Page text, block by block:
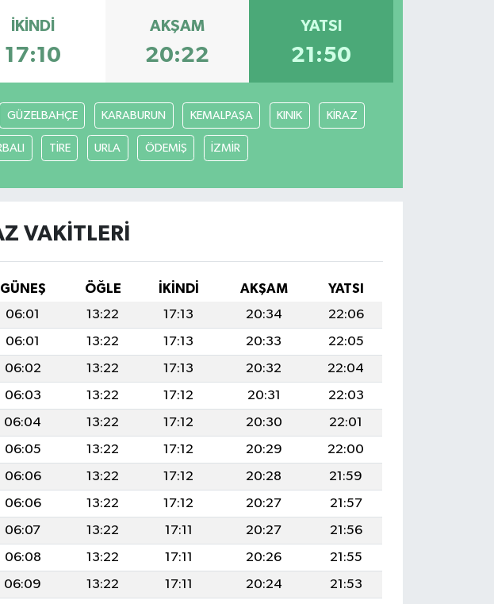
İKINDI
17:10
AKŞAM
20:22
YATSI
21:50
GÜZELBAHÇE KARABURUN KEMALPAŞA KINIK KİRAZ
TİRE URLA ÖDEMİŞ İZMİR
VAKITLERI
GÜNEŞ ÖĞLE İKINDI AKŞAM
YATSI
06:01 13:22 17:13 20:34
22:06
06:01 13:22 17:13 20:33
22:05
06:02 13:22 17:13 20:32
22:04
06:03 13:22 17:12 20:31
22:03
06:04 13:22 17:12 20:30
22:01
06:05 13:22 17:12 20:29
22:00
06:06 13:22 17:12 20:28
21:59
06:06 13:22 17:12 20:27
21:57
06:07 13:22 17:11 20:27
21:56
06:08 13:22 17:11 20:26
21:55
06:09 13:22 17:11 20:24
21:53